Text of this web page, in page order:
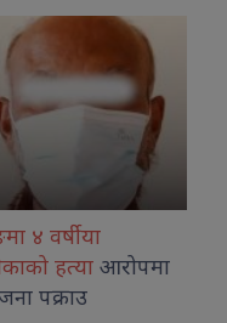
विराटनगर विमानस्थल
ओर्लनसाथ मोरङ प्रहरीद्धारा
अभिषेक गिरी फेरी पक्राउ